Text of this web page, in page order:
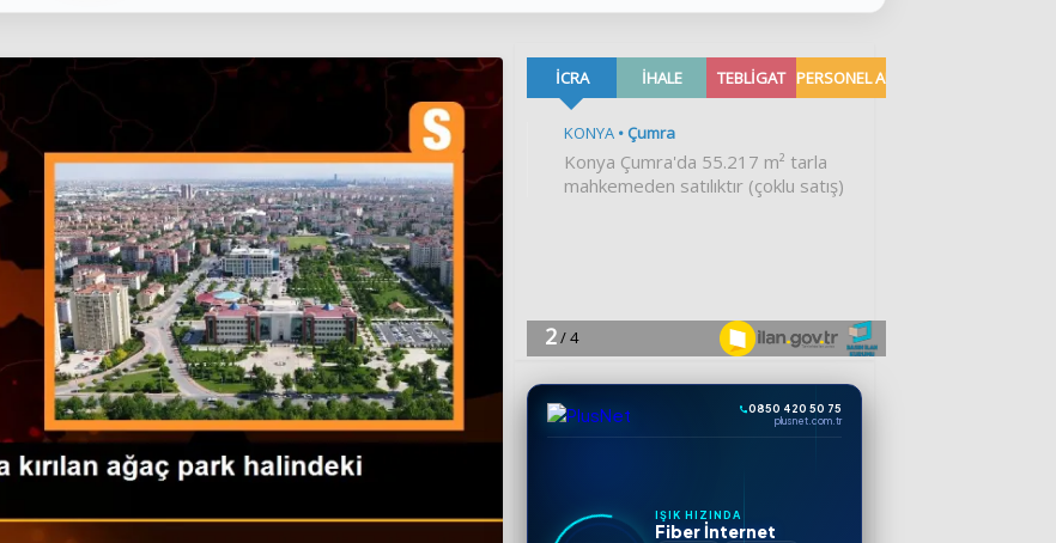
0850 420 50 75
plusnet.com.tr
IŞIK HIZINDA
Fiber İnternet